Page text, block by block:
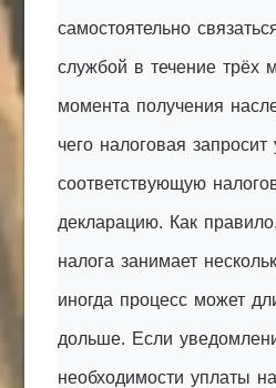
самостоятельно
службой в течение трёх
момента получения
чего налоговая запросит
соответствующую
декларацию. Как
налога занимает
иногда процесс может
дольше. Если
необходимости уплаты